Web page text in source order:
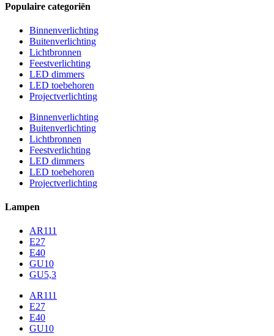
Populaire categoriën
Binnenverlichting
Buitenverlichting
Lichtbronnen
Feestverlichting
LED dimmers
LED toebehoren
Projectverlichting
Binnenverlichting
Buitenverlichting
Lichtbronnen
Feestverlichting
LED dimmers
LED toebehoren
Projectverlichting
Lampen
AR111
E27
E40
GU10
GU5,3
AR111
E27
E40
GU10